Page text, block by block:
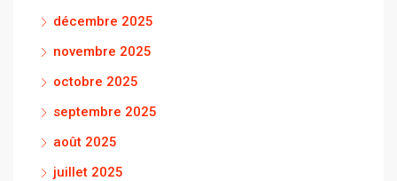
décembre 2025
novembre 2025
octobre 2025
septembre 2025
août 2025
juillet 2025